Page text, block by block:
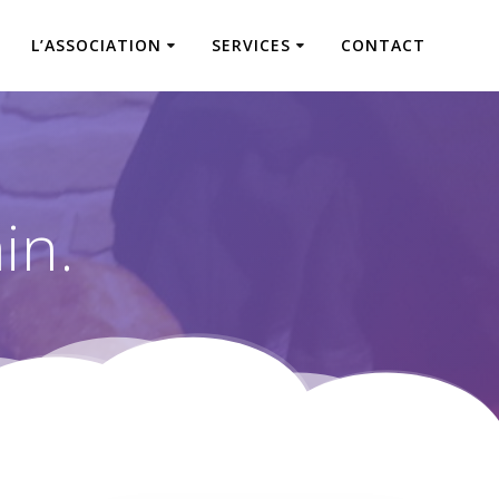
L’ASSOCIATION SERVICES CONTACT